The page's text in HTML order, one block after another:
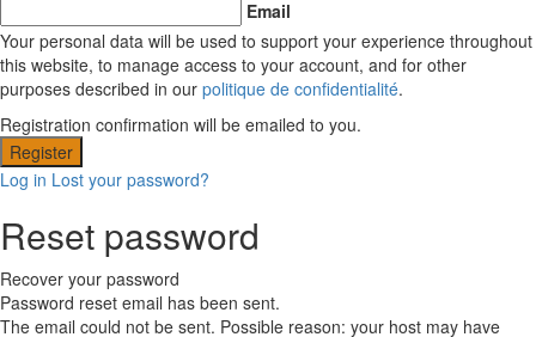
Email
Your personal data will be used to support your experience throughout
this website, to manage access to your account, and for other
purposes described in our politique de confidentialité.
Registration confirmation will be emailed to you.
Log in Lost your password?
Reset password
Recover your password
Password reset email has been sent.
The email could not be sent. Possible reason: your host may have